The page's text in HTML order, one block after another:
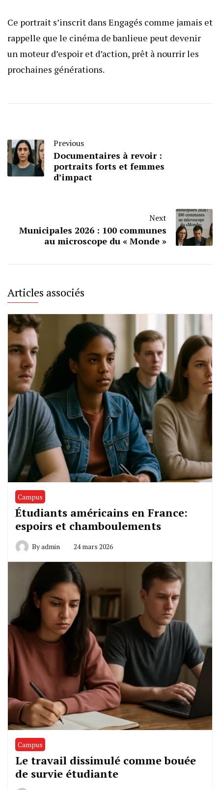
Ce portrait s’inscrit dans Engagés comme jamais et
rappelle que le cinéma de banlieue peut devenir
un moteur d’espoir et d’action, prêt à nourrir les
prochaines générations.
Previous
Documentaires à revoir :
portraits forts et femmes
d’impact
Next
Municipales 2026 : 100 communes
au microscope du « Monde »
Articles associés
Campus
Étudiants américains en France:
espoirs et chamboulements
Byadmin 24 mars 2026
Campus
Le travail dissimulé comme bouée
de survie étudiante